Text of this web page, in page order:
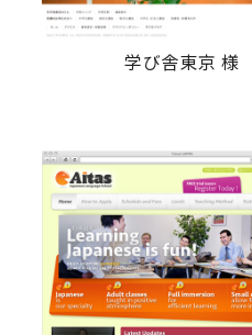
学び舎東京 様